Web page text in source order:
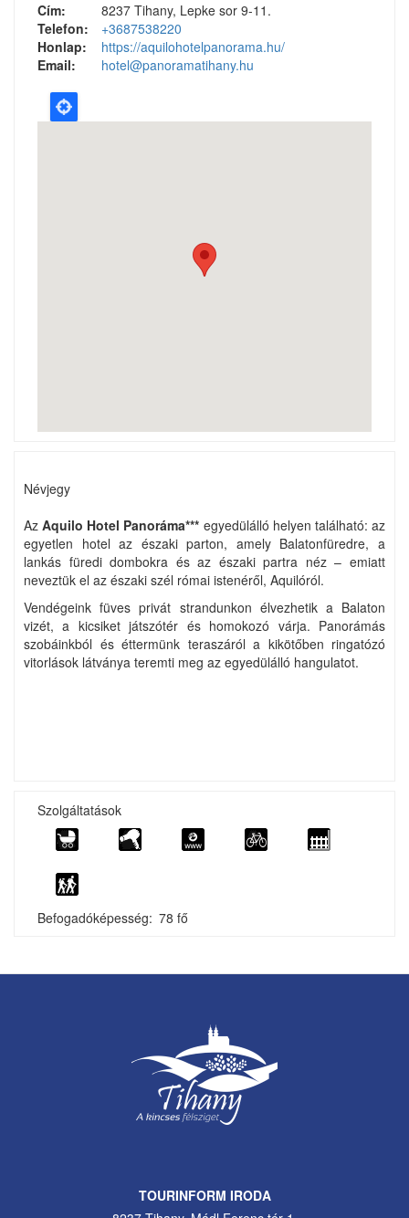
Cím:
8237 Tihany, Lepke sor 9-11.
Telefon:
+3687538220
Honlap:
https://aquilohotelpanorama.hu/
Email:
hotel@panoramatihany.hu
Névjegy
AzAquilo Hotel Panoráma*** egyedülálló helyen található: az
egyetlen hotel az északi parton, amely Balatonfüredre, a
lankás füredi dombokra és az északi partra néz – emiatt
neveztük el az északi szél római istenéről, Aquilóról.
Vendégeink füves privát strandunkon élvezhetik a Balaton
vizét, a kicsiket játszótér és homokozó várja. Panorámás
szobáinkból és éttermünk teraszáról a kikötőben ringatózó
vitorlások látványa teremti meg az egyedülálló hangulatot.
Szolgáltatások
Befogadóképesség 78 fő
TOURINFORM IRODA